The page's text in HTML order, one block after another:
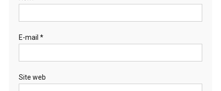
E-mail *
Site web